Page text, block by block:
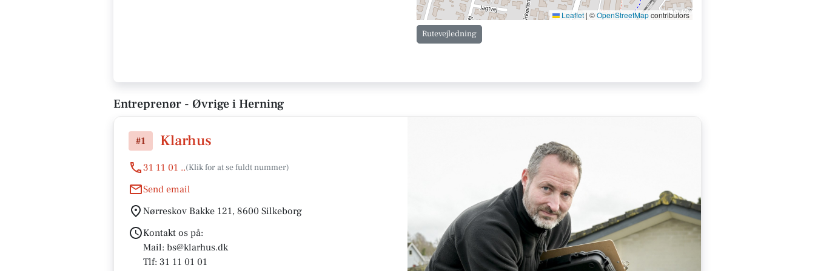
Leaflet | ©OpenStreetMapcontributors
Rutevejledning
Entreprenør - Øvrige i Herning
#1 Klarhus
31 11 01 ..
Send email
Nørreskov Bakke 121, 8600 Silkeborg
Kontakt os på:
Mail: bs@klarhus.dk
Tlf: 31 11 01 01